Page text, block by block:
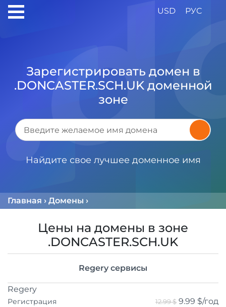
USD РУС
Зарегистрировать домен в
.DONCASTER.SCH.UK доменной
зоне
Найдите свое лучшее доменное имя
Главная › Домены ›
Цены на домены в зоне
.DONCASTER.SCH.UK
Regery сервисы
Regery
Регистрация 12.99 $ 9.99 $/год